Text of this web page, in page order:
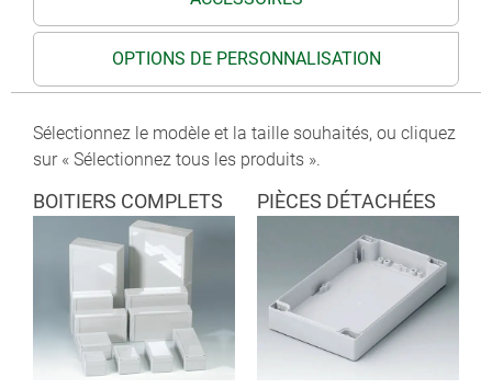
OPTIONS DE PERSONNALISATION
Sélectionnez le modèle et la taille souhaités, ou cliquez
sur « Sélectionnez tous les produits ».
BOITIERS COMPLETS PIÈCES DÉTACHÉES